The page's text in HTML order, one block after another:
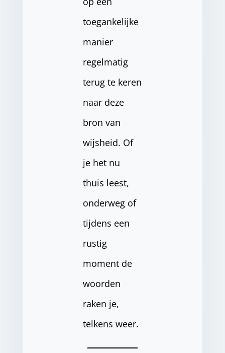
toegankelijke
manier
regelmatig
terug te keren
naar deze
bron van
wijsheid. Of
je het nu
thuis leest,
onderweg of
tijdens een
rustig
moment de
woorden
raken je,
telkens weer.